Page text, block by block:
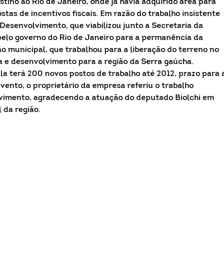
ao Rio de Janeiro, onde já havia adquirido área para
de incentivos fiscais. Em razão do trabalho insistente
que viabilizou junto a Secretaria da
governo do Rio de Janeiro para a permanência da
municipal, que trabalhou para a liberação do terreno no
desenvolvimento para a região da Serra gaúcha.
terá 200 novos postos de trabalho até 2012, prazo para
o proprietário da empresa referiu o trabalho
agradecendo a atuação do deputado Biolchi em
da região.